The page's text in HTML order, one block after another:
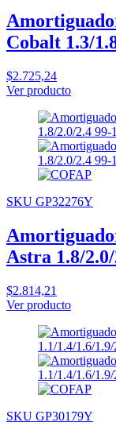
Cobalt 1.3/
$2.725,24
Ver producto
SKU GP32276Y
Astra 1.8/
$2.814,21
Ver producto
SKU GP30179Y